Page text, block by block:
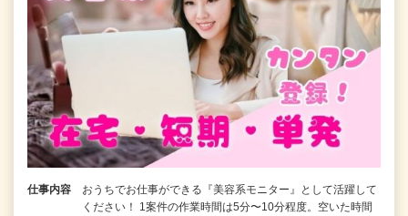
仕事内容
おうちでお仕事ができる『美容系モニター』として活躍して
ください！ 1案件の作業時間は5分〜10分程度。空いた時間